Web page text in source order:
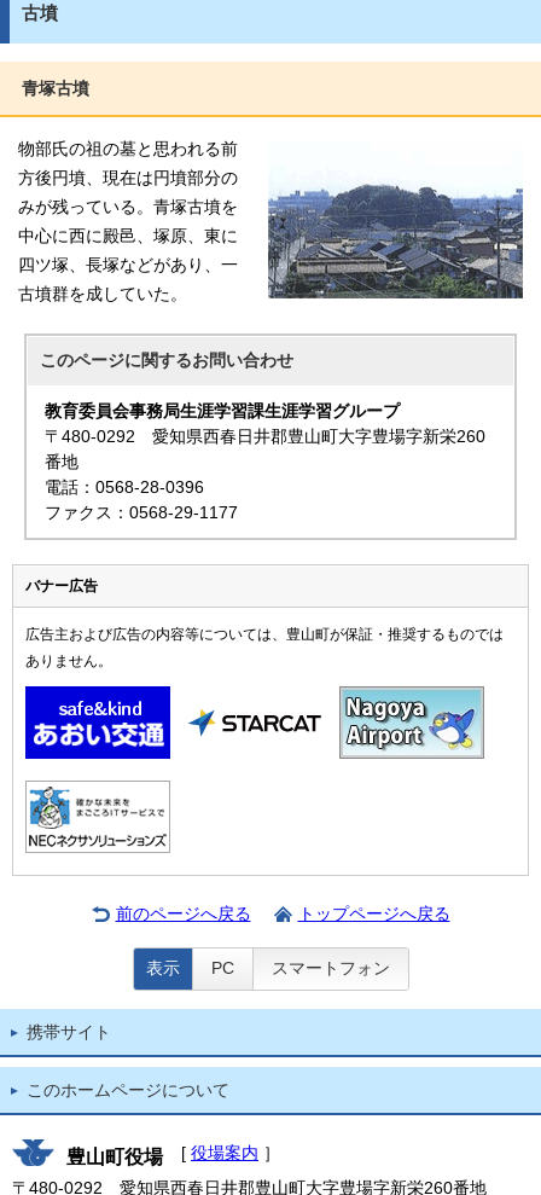
古墳
青塚古墳
物部氏の祖の墓と思われる前
方後円墳、現在は円墳部分の
みが残っている。青塚古墳を
中心に西に殿邑、塚原、東に
四ツ塚、長塚などがあり、一
古墳群を成していた。
このページに関するお問い合わせ
教育委員会事務局生涯学習課生涯学習グループ
〒480-0292 愛知県西春日井郡豊山町大字豊場字新栄260
番地
電話：0568-28-0396
ファクス：0568-29-1177
バナー広告
広告主および広告の内容等については、豊山町が保証・推奨するものでは
ありません。
前のページへ戻る トップページへ戻る
表示 PC スマートフォン
携帯サイト
このホームページについて
豊山町役場 [ 役場案内 ］
〒480-0292 愛知県西春日井郡豊山町大字豊場字新栄260番地